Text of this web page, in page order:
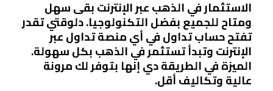
الاستثمار في الذهب عبر الإنترنت بقى سهل
ومتاح للجميع بفضل التكنولوجيا. دلوقتي تقدر
تفتح حساب تداول في أي منصة تداول عبر
الإنترنت وتبدأ تستثمر في الذهب بكل سهولة.
الميزة في الطريقة دي إنها بتوفر لك مرونة
عالية وتكاليف أقل.